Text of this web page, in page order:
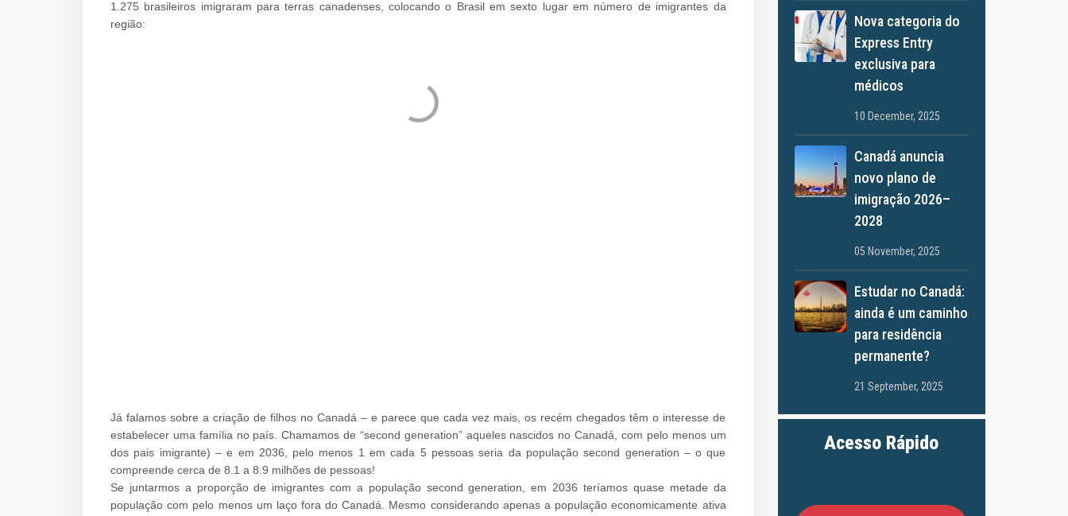
1.275 brasileiros imigraram para terras canadenses, colocando o Brasil em sexto lugar em número de imigrantes da
região:
Já falamos sobre a criação de filhos no Canadá – e parece que cada vez mais, os recém chegados têm o interesse de
estabelecer uma família no país. Chamamos de “second generation” aqueles nascidos no Canadá, com pelo menos um
dos pais imigrante) – e em 2036, pelo menos 1 em cada 5 pessoas seria da população second generation – o que
compreende cerca de 8.1 a 8.9 milhões de pessoas!
Se juntarmos a proporção de imigrantes com a população second generation, em 2036 teríamos quase metade da
população com pelo menos um laço fora do Canadá. Mesmo considerando apenas a população economicamente ativa
Nova categoria do
Express Entry
exclusiva para
médicos
10 December, 2025
Canadá anuncia
novo plano de
imigração 2026–
2028
05 November, 2025
Estudar no Canadá:
ainda é um caminho
para residência
permanente?
21 September, 2025
Acesso Rápido